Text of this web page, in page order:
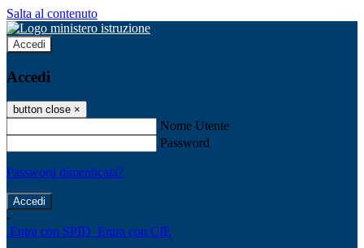
Salta al contenuto
Accedi
Accedi
button close ×
Nome Utente
Password
Password dimenticata?
-
Entra con SPID Entra con CIE